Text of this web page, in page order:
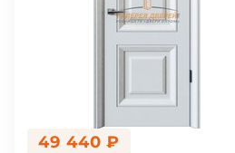
49 440 ₽